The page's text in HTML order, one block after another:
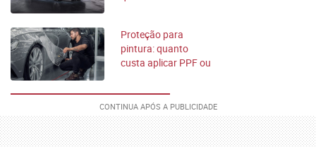
Proteção para
pintura: quanto
custa aplicar PPF ou
carro?